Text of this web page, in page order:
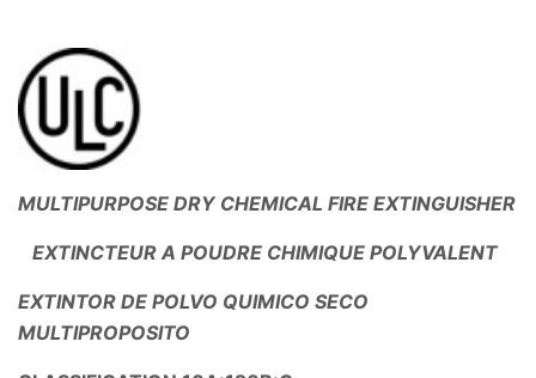
MULTIPURPOSE DRY CHEMICAL FIRE EXTINGUISHER
EXTINCTEUR A POUDRE CHIMIQUE POLYVALENT
EXTINTOR DE POLVO QUIMICO SECO
MULTIPROPOSITO